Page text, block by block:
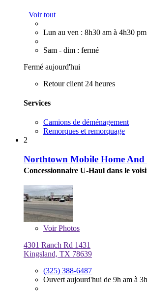
Voir tout
Lun au ven : 8h30 am à 4h30 pm
Sam - dim : fermé
Fermé aujourd'hui
Retour client 24 heures
Services
Camions de déménagement
Remorques et remorquage
2
Northtown Mobile Home And
Concessionnaire U-Haul dans le
VoirPhotos
4301 Ranch Rd 1431
Kingsland, TX 78639
(325) 388-6487
Ouvert aujourd'hui de 9h am à